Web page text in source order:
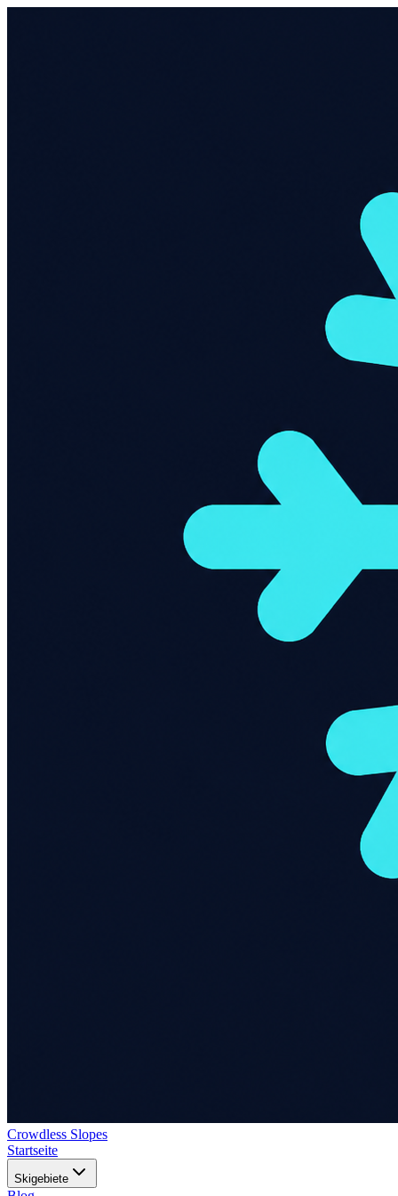
Crowdless Slopes
Startseite
Skigebiete